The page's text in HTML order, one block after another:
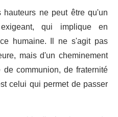
ne peut être qu'un
qui implique en
humaine. Il ne s'agit pas
mais d'un cheminement
communion, de fraternité
celui qui permet de passer